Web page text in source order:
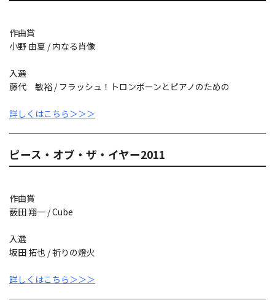
作曲賞
小野 由夏 / 内なる肖像
入選
藤代 敏裕 / フラッシュ！トロンボーンとピアノのための
詳しくはこちら＞＞＞
ピース・オブ・ザ・イヤー2011
作曲賞
薮田 翔一 / Cube
入選
坂田 拓也 / 祈りの燈火
詳しくはこちら＞＞＞